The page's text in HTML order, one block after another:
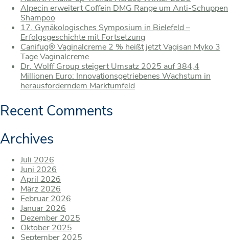
Alpecin erweitert Coffein DMG Range um Anti-Schuppen
Shampoo
17. Gynäkologisches Symposium in Bielefeld –
Erfolgsgeschichte mit Fortsetzung
Canifug® Vaginalcreme 2 % heißt jetzt Vagisan Myko 3
Tage Vaginalcreme
Dr. Wolff Group steigert Umsatz 2025 auf 384,4
Millionen Euro: Innovationsgetriebenes Wachstum in
herausforderndem Marktumfeld
Recent Comments
Archives
Juli 2026
Juni 2026
April 2026
März 2026
Februar 2026
Januar 2026
Dezember 2025
Oktober 2025
September 2025